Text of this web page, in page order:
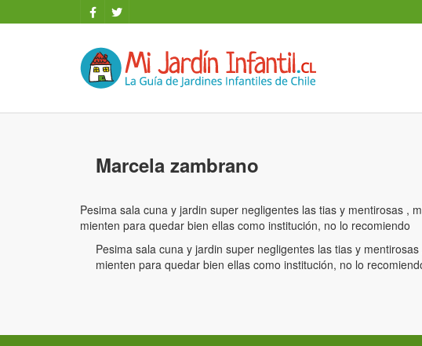
Marcela zambrano
Pesima sala cuna y jardin super negligentes las tias y mentirosas ,
mienten para quedar bien ellas como institución, no lo recomiendo
Pesima sala cuna y jardin super negligentes las tias y
mienten para quedar bien ellas como institución, no lo